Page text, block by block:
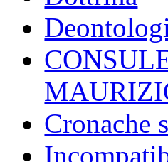
Cronache